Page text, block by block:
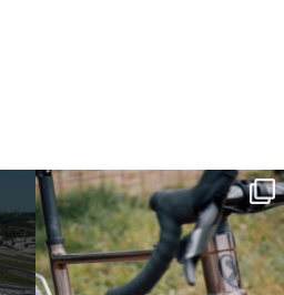
Kepler R è la gravel pensata per affrontare
lunghe...
26 0